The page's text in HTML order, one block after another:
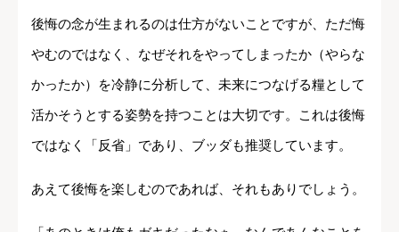
後悔の念が生まれるのは仕方がないことですが、ただ悔
やむのではなく、なぜそれをやってしまったか（やらな
かったか）を冷静に分析して、未来につなげる糧として
活かそうとする姿勢を持つことは大切です。これは後悔
ではなく「反省」であり、ブッダも推奨しています。
あえて後悔を楽しむのであれば、それもありでしょう。